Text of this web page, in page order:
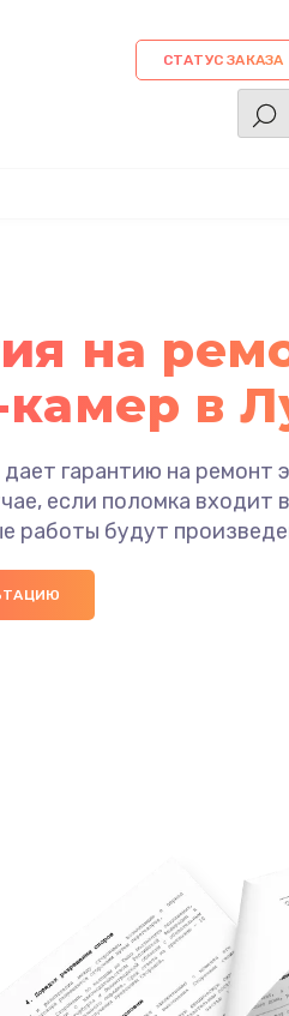
СТАТУС ЗАКАЗА
на
в
гарантию на ремонт
если поломка входит
работы будут